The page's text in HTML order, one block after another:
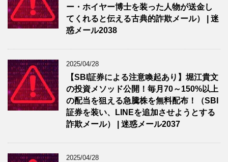
ー・ホイヤー博士を装った人物が送金し
てくれると伝える古典的詐欺メール） | 迷
惑メール2038
2025/04/28
【SBI証券による注意喚起あり】堀江貴文
の投資メソッド公開！毎月70～150%以上
の配当を狙える急騰株を無料配布！（SBI
証券を装い、LINEを追加させようとする
詐欺メール） | 迷惑メール2037
2025/04/28